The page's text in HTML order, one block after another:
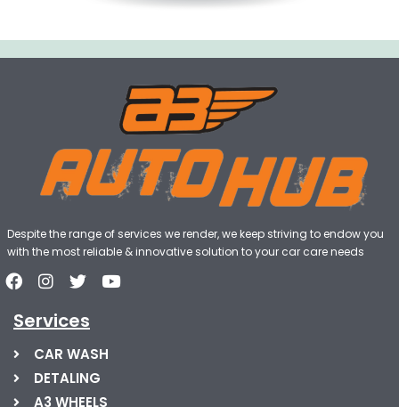
Despite the range of services we render, we keep striving to endow you
with the most reliable & innovative solution to your car care needs
Services
CAR WASH
DETALING
A3 WHEELS